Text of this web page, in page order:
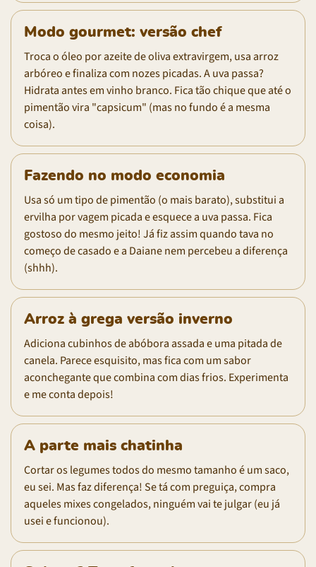
Modo gourmet: versão chef
Troca o óleo por azeite de oliva extravirgem, usa arroz
arbóreo e finaliza com nozes picadas. A uva passa?
Hidrata antes em vinho branco. Fica tão chique que até o
pimentão vira "capsicum" (mas no fundo é a mesma
coisa).
Fazendo no modo economia
Usa só um tipo de pimentão (o mais barato), substitui a
ervilha por vagem picada e esquece a uva passa. Fica
gostoso do mesmo jeito! Já fiz assim quando tava no
começo de casado e a Daiane nem percebeu a diferença
(shhh).
Arroz à grega versão inverno
Adiciona cubinhos de abóbora assada e uma pitada de
canela. Parece esquisito, mas fica com um sabor
aconchegante que combina com dias frios. Experimenta
e me conta depois!
A parte mais chatinha
Cortar os legumes todos do mesmo tamanho é um saco,
eu sei. Mas faz diferença! Se tá com preguiça, compra
aqueles mixes congelados, ninguém vai te julgar (eu já
usei e funcionou).